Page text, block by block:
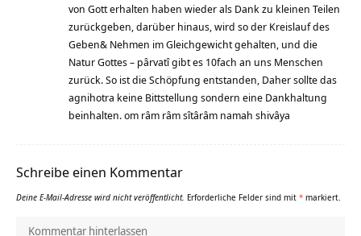
von Gott erhalten haben wieder als Dank zu kleinen Teilen
zurückgeben, darüber hinaus, wird so der Kreislauf des
Geben& Nehmen im Gleichgewicht gehalten, und die
Natur Gottes – pârvatî gibt es 10fach an uns Menschen
zurück. So ist die Schöpfung entstanden, Daher sollte das
agnihotra keine Bittstellung sondern eine Dankhaltung
beinhalten. om râm râm sîtârâm namah shivâya
Schreibe einen Kommentar
Deine E-Mail-Adresse wird nicht veröffentlicht. Erforderliche Felder sind mit * markiert.